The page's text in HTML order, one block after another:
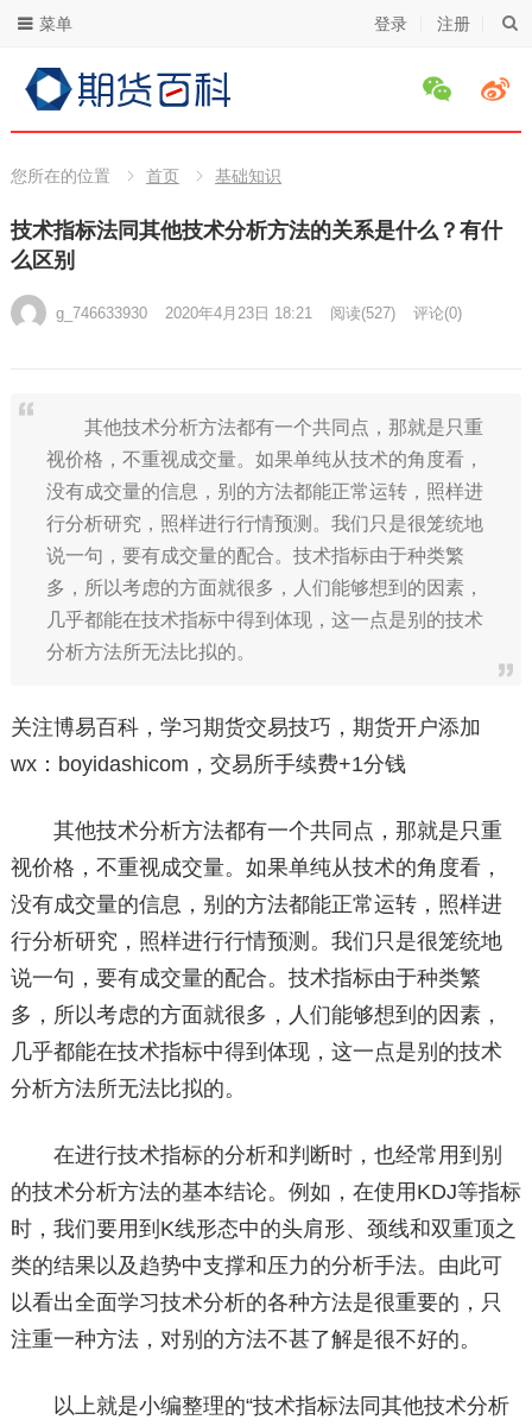
登录 注册
菜单
您所在的位置 首页 基础知识
技术指标法同其他技术分析方法的关系是什么？有什
么区别
g_746633930 2020年4月23日 18:21 阅读(527) 评论(0)
其他技术分析方法都有一个共同点，那就是只重
视价格，不重视成交量。如果单纯从技术的角度看，
没有成交量的信息，别的方法都能正常运转，照样进
行分析研究，照样进行行情预测。我们只是很笼统地
说一句，要有成交量的配合。技术指标由于种类繁
多，所以考虑的方面就很多，人们能够想到的因素，
几乎都能在技术指标中得到体现，这一点是别的技术
分析方法所无法比拟的。
关注博易百科，学习期货交易技巧，期货开户添加
wx：boyidashicom，交易所手续费+1分钱
其他技术分析方法都有一个共同点，那就是只重
视价格，不重视成交量。如果单纯从技术的角度看，
没有成交量的信息，别的方法都能正常运转，照样进
行分析研究，照样进行行情预测。我们只是很笼统地
说一句，要有成交量的配合。技术指标由于种类繁
多，所以考虑的方面就很多，人们能够想到的因素，
几乎都能在技术指标中得到体现，这一点是别的技术
分析方法所无法比拟的。
在进行技术指标的分析和判断时，也经常用到别
的技术分析方法的基本结论。例如，在使用KDJ等指标
时，我们要用到K线形态中的头肩形、颈线和双重顶之
类的结果以及趋势中支撑和压力的分析手法。由此可
以看出全面学习技术分析的各种方法是很重要的，只
注重一种方法，对别的方法不甚了解是很不好的。
以上就是小编整理的“技术指标法同其他技术分析